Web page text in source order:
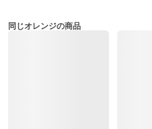
同じオレンジの商品